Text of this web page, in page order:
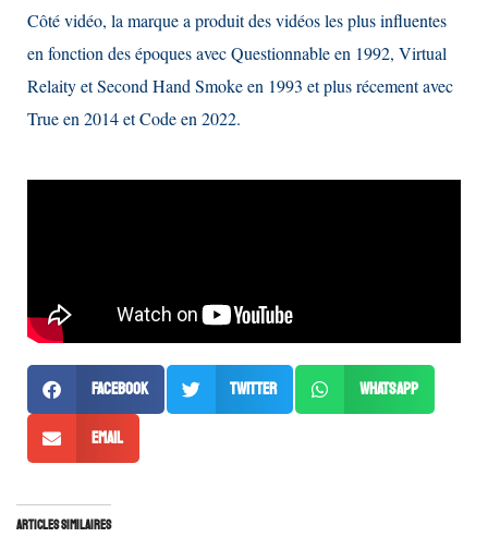
Côté vidéo, la marque a produit des vidéos les plus influentes
en fonction des époques avec Questionnable en 1992, Virtual
Relaity et Second Hand Smoke en 1993 et plus récement avec
True en 2014 et Code en 2022.
Facebook Twitter WhatsApp
Email
Articles similaires